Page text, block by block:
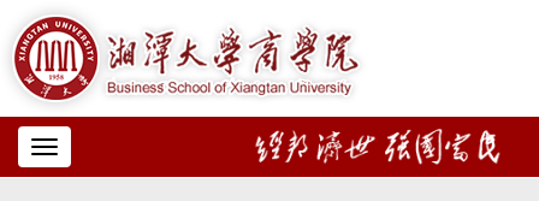
Toggle
navigation